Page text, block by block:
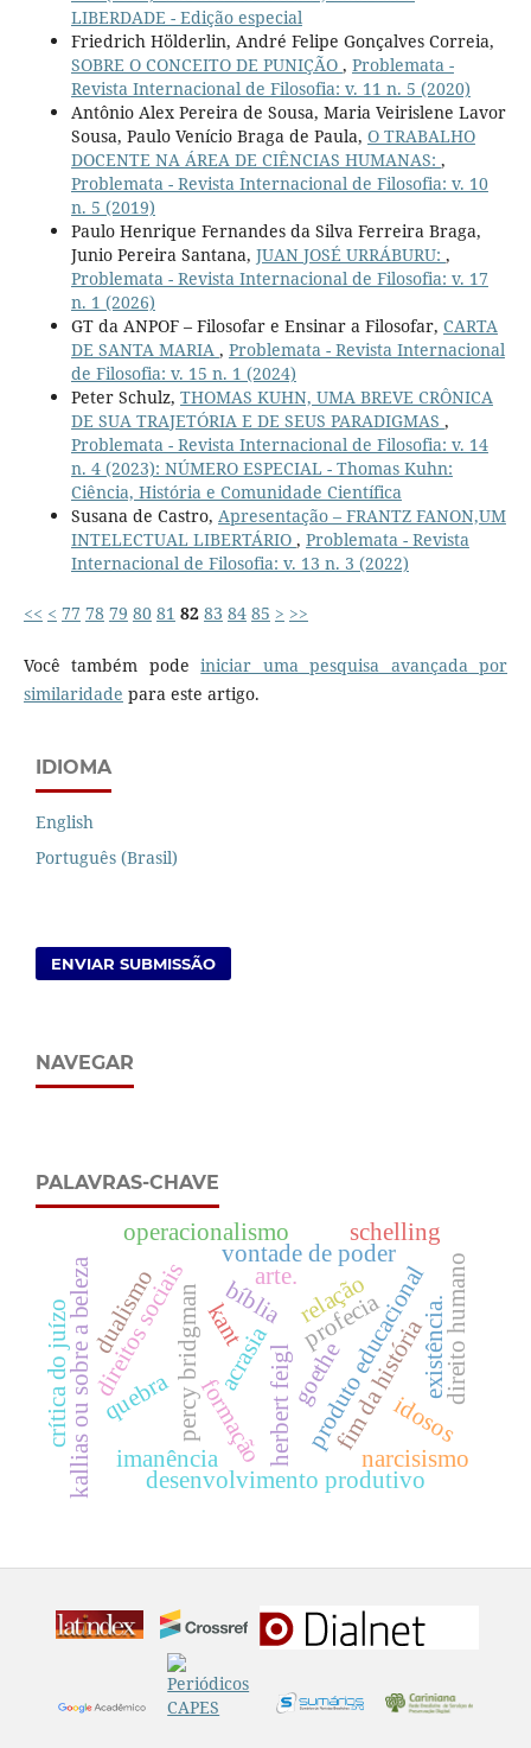
LIBERDADE - Edição especial
Friedrich Hölderlin, André Felipe Gonçalves Correia,
SOBRE O CONCEITO DE PUNIÇÃO , Problemata -
Revista Internacional de Filosofia: v. 11 n. 5 (2020)
Antônio Alex Pereira de Sousa, Maria Veirislene Lavor
Sousa, Paulo Venício Braga de Paula, O TRABALHO
DOCENTE NA ÁREA DE CIÊNCIAS HUMANAS: ,
Problemata - Revista Internacional de Filosofia: v. 10
n. 5 (2019)
Paulo Henrique Fernandes da Silva Ferreira Braga,
Junio Pereira Santana, JUAN JOSÉ URRÁBURU: ,
Problemata - Revista Internacional de Filosofia: v. 17
n. 1 (2026)
GT da ANPOF – Filosofar e Ensinar a Filosofar, CARTA
DE SANTA MARIA , Problemata - Revista Internacional
de Filosofia: v. 15 n. 1 (2024)
Peter Schulz, THOMAS KUHN, UMA BREVE CRÔNICA
DE SUA TRAJETÓRIA E DE SEUS PARADIGMAS ,
Problemata - Revista Internacional de Filosofia: v. 14
n. 4 (2023): NÚMERO ESPECIAL - Thomas Kuhn:
Ciência, História e Comunidade Científica
Susana de Castro, Apresentação – FRANTZ FANON,UM
INTELECTUAL LIBERTÁRIO , Problemata - Revista
Internacional de Filosofia: v. 13 n. 3 (2022)
<< < 77 78 79 80 81 82 83 84 85 > >>
Você também podeiniciar uma pesquisa avançada por
similaridade para este artigo.
IDIOMA
English
Português (Brasil)
ENVIAR SUBMISSÃO
NAVEGAR
PALAVRAS-CHAVE
kant
herbert feigl
bíblia profecia
produto educacional
relação
vontade de poder
acrasia
desenvolvimento produtivo
formação
operacionalismo
percy bridgman fim da históriaidosos
direitos sociais arte.
schelling
existência.direito humano
kallias ou sobre a beleza goethe
dualismo
crítica do juízo
imanência narcisismo
quebra